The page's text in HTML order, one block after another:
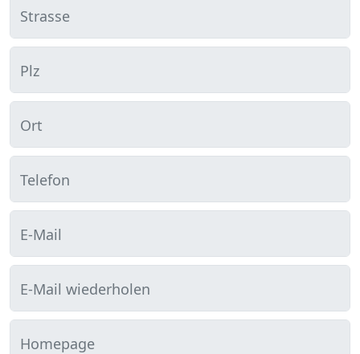
Strasse
Plz
Ort
Telefon
E-Mail
E-Mail wiederholen
Homepage